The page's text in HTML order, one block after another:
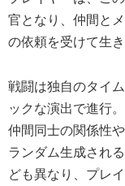
官となり、仲間と
の依頼を受けて生
戦闘は独自のタイ
ックな演出で進行
仲間同士の関係性
ランダム生成され
ども異なり、プレ